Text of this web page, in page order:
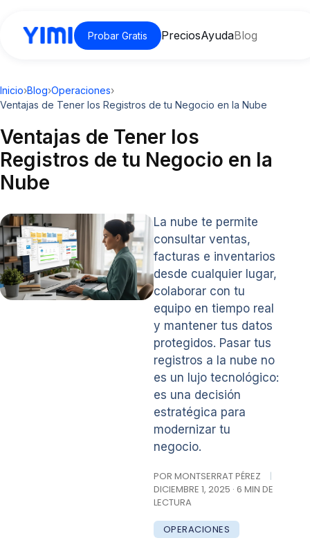
Probar Gratis PreciosAyudaBlog
Inicio›Blog›Operaciones›
Ventajas de Tener los Registros de tu Negocio en la Nube
Ventajas de Tener los
Registros de tu Negocio en la
Nube
La nube te permite
consultar ventas,
facturas e inventarios
desde cualquier lugar,
colaborar con tu
equipo en tiempo real
y mantener tus datos
protegidos. Pasar tus
registros a la nube no
es un lujo tecnológico:
es una decisión
estratégica para
modernizar tu
negocio.
POR MONTSERRAT PÉREZ
|
DICIEMBRE 1, 2025 · 6 MIN DE
LECTURA
OPERACIONES